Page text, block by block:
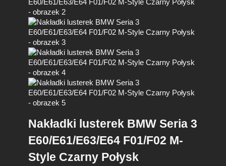
Nakładki lusterek BMW Seria 3
E60/E61/E63/E64 F01/F02 M-
Style Czarny Połysk